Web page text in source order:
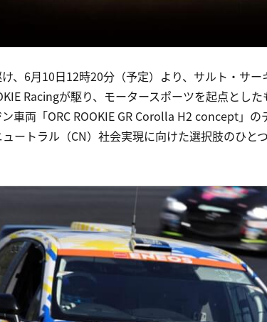
、6月10日12時20分（予定）より、サルト・サ
Racingが駆り、モータースポーツを起点とし
車両「ORC ROOKIE GR Corolla H2 concept」
ートラル（CN）社会実現に向けた選択肢のひと